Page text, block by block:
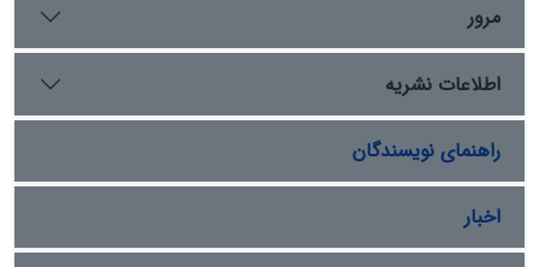
مرور
اطلاعات نشریه
راهنمای نویسندگان
اخبار